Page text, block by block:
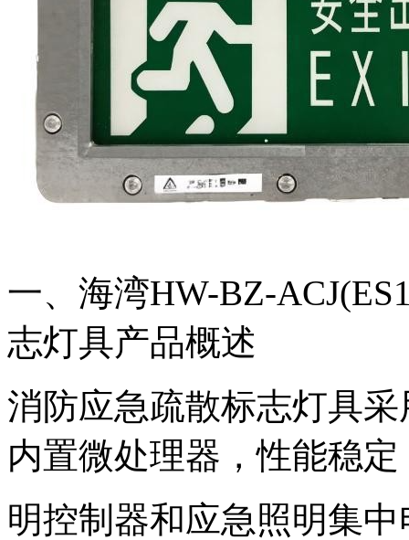
一、海湾HW-BZ-
志灯具产品概述
消防应急疏散标志灯具
内置微处理器，性能稳
明控制器和应急照明集